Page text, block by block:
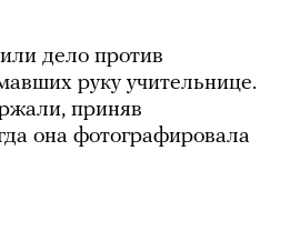
дело против
руку учительнице.
приняв
она фотографировала